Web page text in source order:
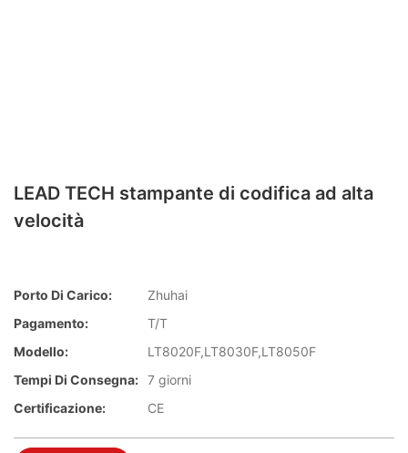
LEAD TECH stampante di codifica ad alta
velocità
Porto Di Carico:
Zhuhai
Pagamento:
T/T
Modello:
LT8020F,LT8030F,LT8050F
Tempi Di Consegna: 7 giorni
Certificazione:
CE